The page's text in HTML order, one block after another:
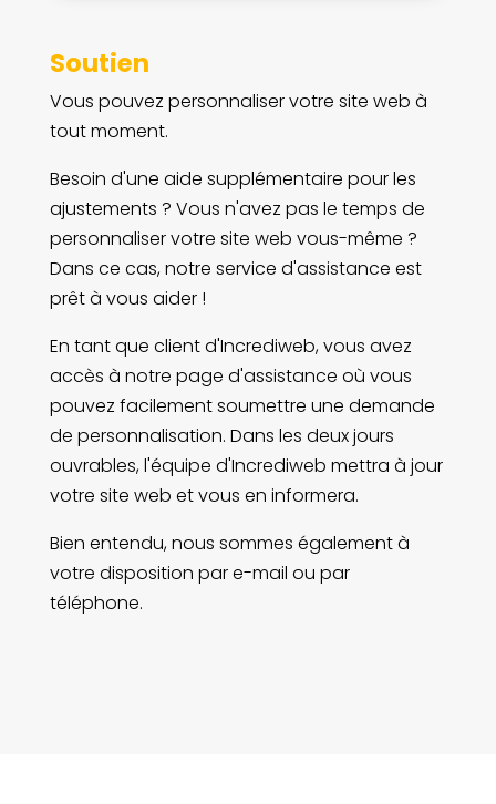
Soutien
Vous pouvez personnaliser votre site web à
tout moment.
Besoin d'une aide supplémentaire pour les
ajustements ? Vous n'avez pas le temps de
personnaliser votre site web vous-même ?
Dans ce cas, notre service d'assistance est
prêt à vous aider !
En tant que client d'Incrediweb, vous avez
accès à notre page d'assistance où vous
pouvez facilement soumettre une demande
de personnalisation. Dans les deux jours
ouvrables, l'équipe d'Incrediweb mettra à jour
votre site web et vous en informera.
Bien entendu, nous sommes également à
votre disposition par e-mail ou par
téléphone.